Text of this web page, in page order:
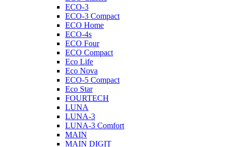
ECO-3
ECO-3 Compact
ECO Home
ECO-4s
ECO Four
ECO Compact
Eco Life
Eco Nova
ECO-5 Compact
Eco Star
FOURTECH
LUNA
LUNA-3
LUNA-3 Comfort
MAIN
MAIN DIGIT